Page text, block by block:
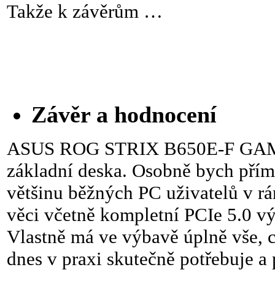
Takže k závěrům …
Závěr a hodnocení
ASUS ROG STRIX B650E-F
základní deska. Osobně bych
většinu běžných PC uživatelů v
věci včetně kompletní PCIe 5.0
Vlastně má ve výbavě úplně
dnes v praxi skutečně potřebuje a